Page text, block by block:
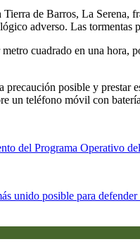
de Barros, La
adverso. Las
cuadrado en una
posible y prestar
un teléfono móvil con
del Programa Operativo
unido posible para